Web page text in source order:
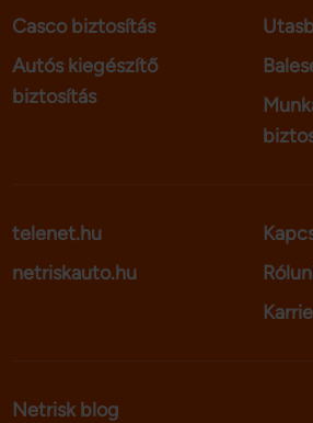
Casco biztosítás
Autós kiegészítő
biztosítás
telenet.hu
netriskauto.hu
Netrisk blog